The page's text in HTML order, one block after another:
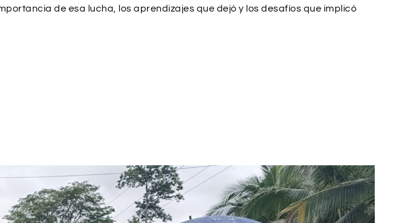
de esa lucha, los aprendizajes que dejó y los desafíos que implicó